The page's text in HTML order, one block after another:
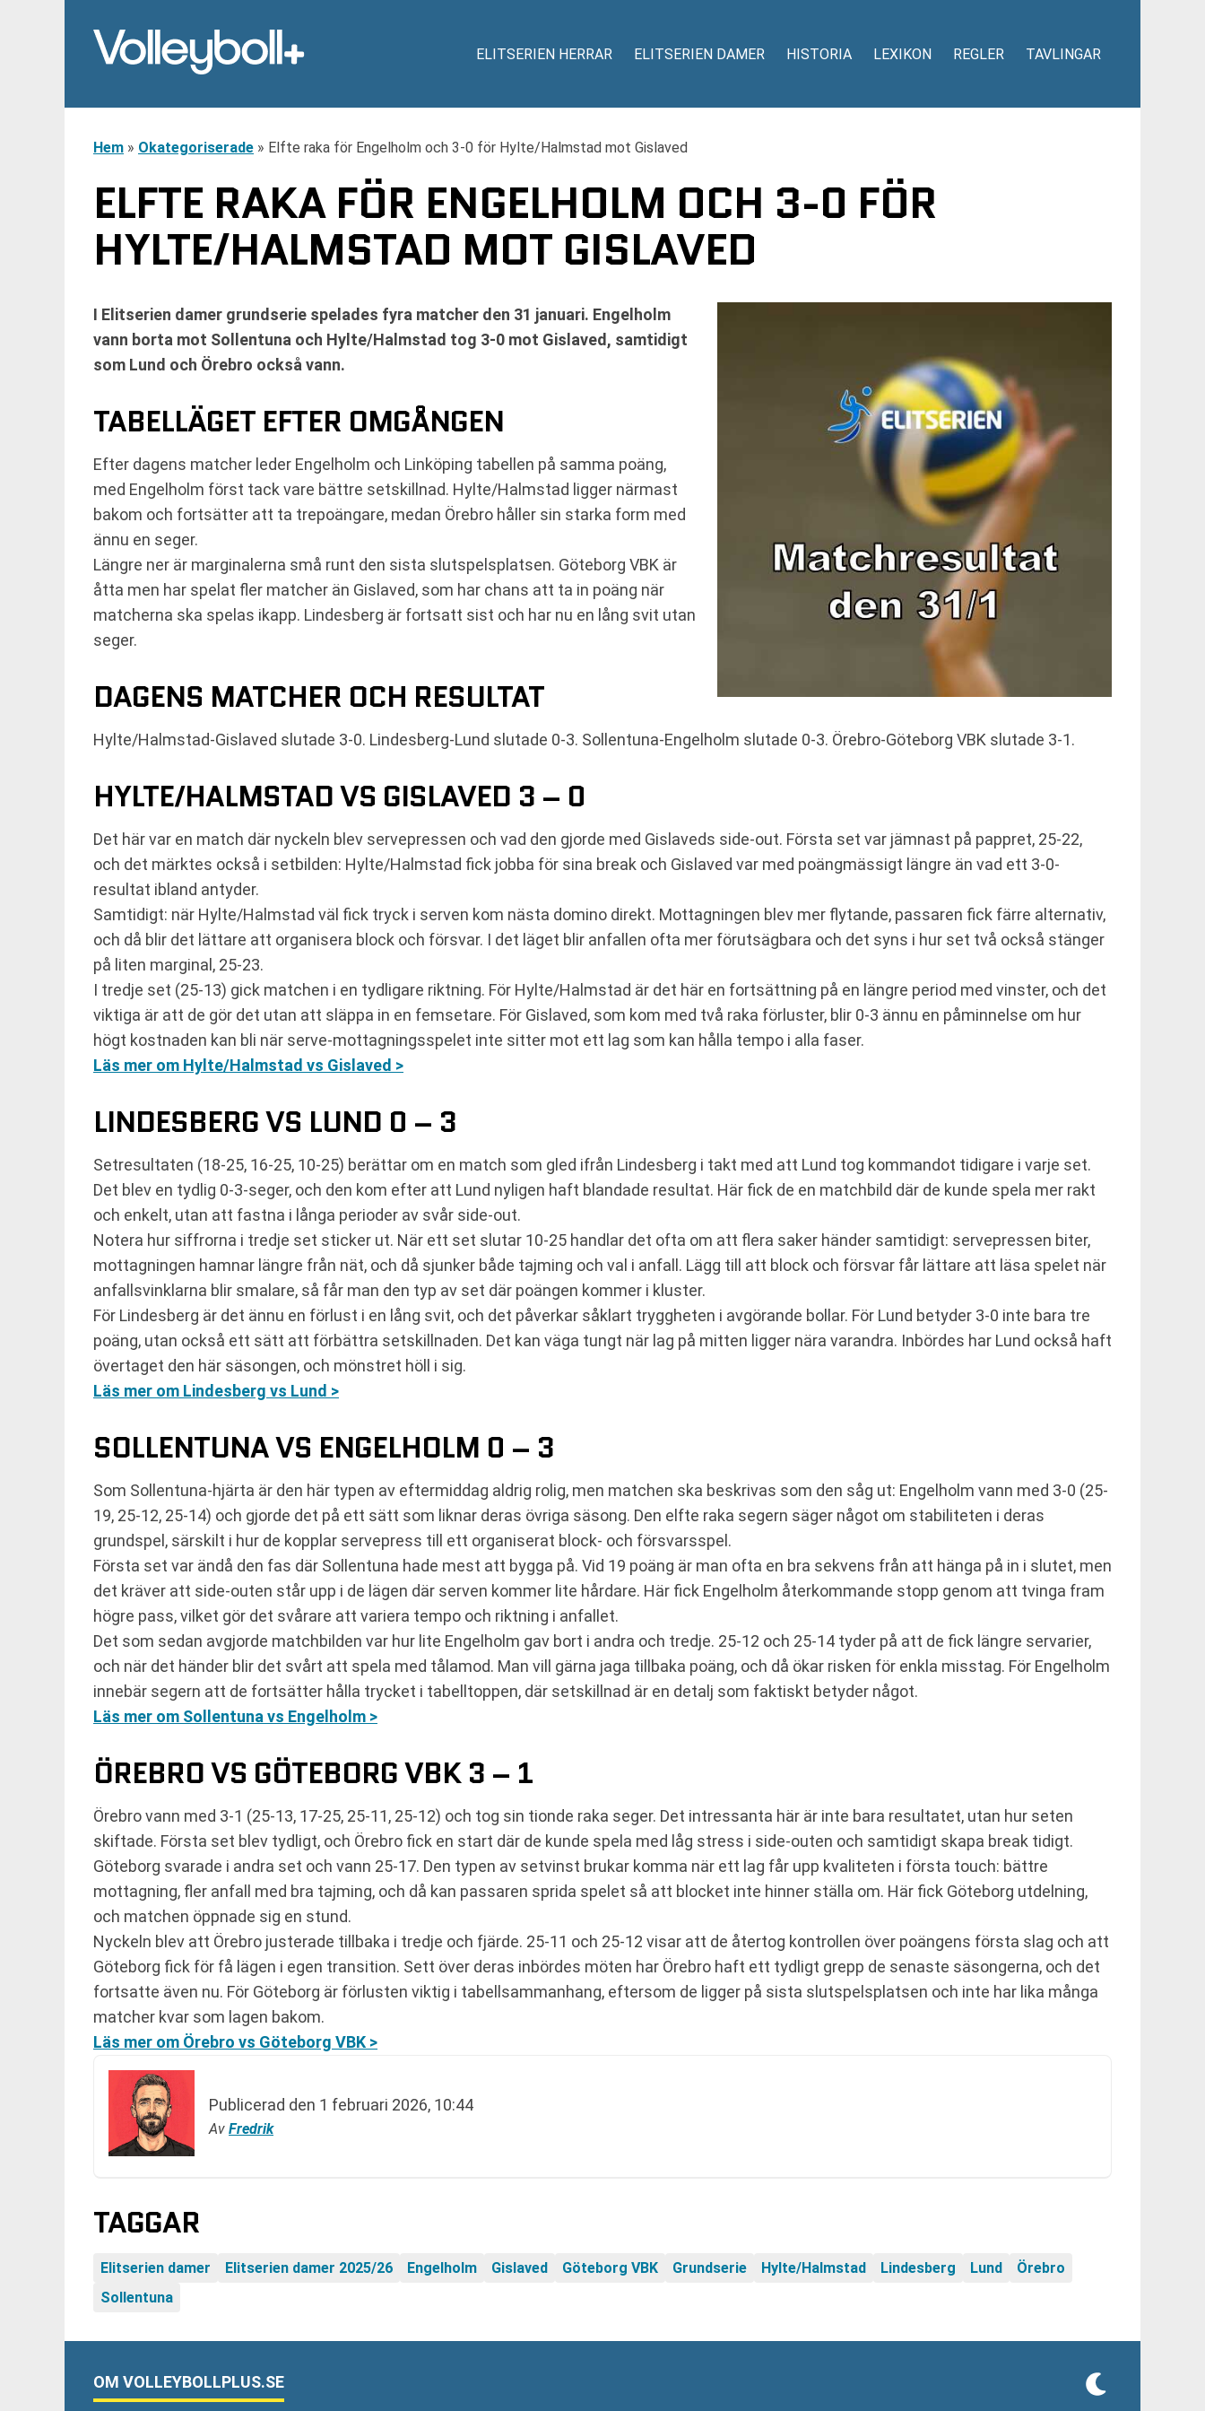
ELITSERIEN HERRAR ELITSERIEN DAMER HISTORIA LEXIKON REGLER TAVLINGAR
Hem » Okategoriserade » Elfte raka för Engelholm och 3-0 för Hylte/Halmstad mot Gislaved
ELFTE RAKA FÖR ENGELHOLM OCH 3-0 FÖR
HYLTE/HALMSTAD MOT GISLAVED
I Elitserien damer grundserie spelades fyra matcher den 31 januari. Engelholm
vann borta mot Sollentuna och Hylte/Halmstad tog 3-0 mot Gislaved, samtidigt
som Lund och Örebro också vann.
TABELLÄGET EFTER OMGÅNGEN
Efter dagens matcher leder Engelholm och Linköping tabellen på samma poäng,
med Engelholm först tack vare bättre setskillnad. Hylte/Halmstad ligger närmast
bakom och fortsätter att ta trepoängare, medan Örebro håller sin starka form med
ännu en seger.
Längre ner är marginalerna små runt den sista slutspelsplatsen. Göteborg VBK är
åtta men har spelat fler matcher än Gislaved, som har chans att ta in poäng när
matcherna ska spelas ikapp. Lindesberg är fortsatt sist och har nu en lång svit utan
seger.
DAGENS MATCHER OCH RESULTAT
Hylte/Halmstad-Gislaved slutade 3-0. Lindesberg-Lund slutade 0-3. Sollentuna-Engelholm slutade 0-3. Örebro-Göteborg VBK slutade 3-1.
HYLTE/HALMSTAD VS GISLAVED 3 – 0
Det här var en match där nyckeln blev servepressen och vad den gjorde med Gislaveds side-out. Första set var jämnast på pappret, 25-22,
och det märktes också i setbilden: Hylte/Halmstad fick jobba för sina break och Gislaved var med poängmässigt längre än vad ett 3-0-
resultat ibland antyder.
Samtidigt: när Hylte/Halmstad väl fick tryck i serven kom nästa domino direkt. Mottagningen blev mer flytande, passaren fick färre alternativ,
och då blir det lättare att organisera block och försvar. I det läget blir anfallen ofta mer förutsägbara och det syns i hur set två också stänger
på liten marginal, 25-23.
I tredje set (25-13) gick matchen i en tydligare riktning. För Hylte/Halmstad är det här en fortsättning på en längre period med vinster, och det
viktiga är att de gör det utan att släppa in en femsetare. För Gislaved, som kom med två raka förluster, blir 0-3 ännu en påminnelse om hur
högt kostnaden kan bli när serve-mottagningsspelet inte sitter mot ett lag som kan hålla tempo i alla faser.
Läs mer om Hylte/Halmstad vs Gislaved >
LINDESBERG VS LUND 0 – 3
Setresultaten (18-25, 16-25, 10-25) berättar om en match som gled ifrån Lindesberg i takt med att Lund tog kommandot tidigare i varje set.
Det blev en tydlig 0-3-seger, och den kom efter att Lund nyligen haft blandade resultat. Här fick de en matchbild där de kunde spela mer rakt
och enkelt, utan att fastna i långa perioder av svår side-out.
Notera hur siffrorna i tredje set sticker ut. När ett set slutar 10-25 handlar det ofta om att flera saker händer samtidigt: servepressen biter,
mottagningen hamnar längre från nät, och då sjunker både tajming och val i anfall. Lägg till att block och försvar får lättare att läsa spelet när
anfallsvinklarna blir smalare, så får man den typ av set där poängen kommer i kluster.
För Lindesberg är det ännu en förlust i en lång svit, och det påverkar såklart tryggheten i avgörande bollar. För Lund betyder 3-0 inte bara tre
poäng, utan också ett sätt att förbättra setskillnaden. Det kan väga tungt när lag på mitten ligger nära varandra. Inbördes har Lund också haft
övertaget den här säsongen, och mönstret höll i sig.
Läs mer om Lindesberg vs Lund >
SOLLENTUNA VS ENGELHOLM 0 – 3
Som Sollentuna-hjärta är den här typen av eftermiddag aldrig rolig, men matchen ska beskrivas som den såg ut: Engelholm vann med 3-0 (25-
19, 25-12, 25-14) och gjorde det på ett sätt som liknar deras övriga säsong. Den elfte raka segern säger något om stabiliteten i deras
grundspel, särskilt i hur de kopplar servepress till ett organiserat block- och försvarsspel.
Första set var ändå den fas där Sollentuna hade mest att bygga på. Vid 19 poäng är man ofta en bra sekvens från att hänga på in i slutet, men
det kräver att side-outen står upp i de lägen där serven kommer lite hårdare. Här fick Engelholm återkommande stopp genom att tvinga fram
högre pass, vilket gör det svårare att variera tempo och riktning i anfallet.
Det som sedan avgjorde matchbilden var hur lite Engelholm gav bort i andra och tredje. 25-12 och 25-14 tyder på att de fick längre servarier,
och när det händer blir det svårt att spela med tålamod. Man vill gärna jaga tillbaka poäng, och då ökar risken för enkla misstag. För Engelholm
innebär segern att de fortsätter hålla trycket i tabelltoppen, där setskillnad är en detalj som faktiskt betyder något.
Läs mer om Sollentuna vs Engelholm >
ÖREBRO VS GÖTEBORG VBK 3 – 1
Örebro vann med 3-1 (25-13, 17-25, 25-11, 25-12) och tog sin tionde raka seger. Det intressanta här är inte bara resultatet, utan hur seten
skiftade. Första set blev tydligt, och Örebro fick en start där de kunde spela med låg stress i side-outen och samtidigt skapa break tidigt.
Göteborg svarade i andra set och vann 25-17. Den typen av setvinst brukar komma när ett lag får upp kvaliteten i första touch: bättre
mottagning, fler anfall med bra tajming, och då kan passaren sprida spelet så att blocket inte hinner ställa om. Här fick Göteborg utdelning,
och matchen öppnade sig en stund.
Nyckeln blev att Örebro justerade tillbaka i tredje och fjärde. 25-11 och 25-12 visar att de återtog kontrollen över poängens första slag och att
Göteborg fick för få lägen i egen transition. Sett över deras inbördes möten har Örebro haft ett tydligt grepp de senaste säsongerna, och det
fortsatte även nu. För Göteborg är förlusten viktig i tabellsammanhang, eftersom de ligger på sista slutspelsplatsen och inte har lika många
matcher kvar som lagen bakom.
Läs mer om Örebro vs Göteborg VBK >
Publicerad den 1 februari 2026, 10:44
Av Fredrik
TAGGAR
Elitserien damer Elitserien damer 2025/26 Engelholm Gislaved Göteborg VBK Grundserie Hylte/Halmstad Lindesberg Lund
Örebro
Sollentuna
OM VOLLEYBOLLPLUS.SE